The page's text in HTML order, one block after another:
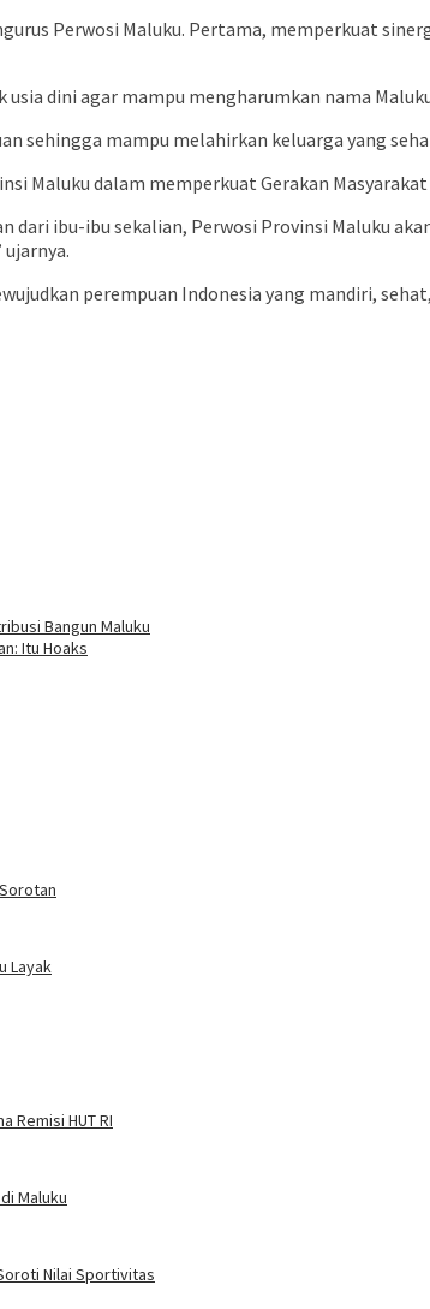
Perwosi Maluku. Pertama, memperkuat
dini agar mampu mengharumkan nama
sehingga mampu melahirkan keluarga yang
dalam memperkuat Gerakan Masyarakat
dari ibu-ibu sekalian, Perwosi Provinsi Maluku
perempuan Indonesia yang mandiri,
Bangun Maluku
Itu Hoaks
Layak
Remisi HUT RI
Maluku
Nilai Sportivitas